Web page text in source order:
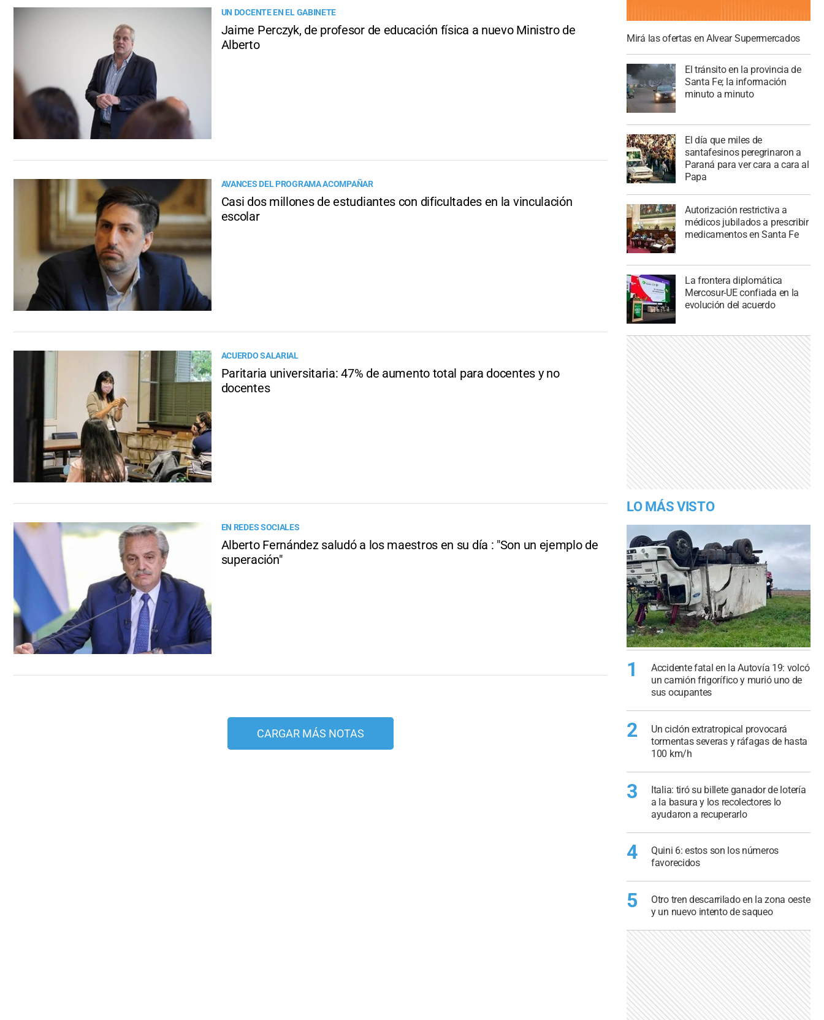
UN DOCENTE EN EL GABINETE
Jaime Perczyk, de profesor de educación física a nuevo Ministro de
Alberto
AVANCES DEL PROGRAMA ACOMPAÑAR
Casi dos millones de estudiantes con dificultades en la vinculación
escolar
ACUERDO SALARIAL
Paritaria universitaria: 47% de aumento total para docentes y no
docentes
EN REDES SOCIALES
Alberto Fernández saludó a los maestros en su día : "Son un ejemplo de
superación"
CARGAR MÁS NOTAS
Mirá las ofertas en Alvear Supermercados
El tránsito en la provincia de
Santa Fe; la información
minuto a minuto
El día que miles de
santafesinos peregrinaron a
Paraná para ver cara a cara al
Papa
Autorización restrictiva a
médicos jubilados a prescribir
medicamentos en Santa Fe
La frontera diplomática
Mercosur-UE confiada en la
evolución del acuerdo
LO MÁS VISTO
1
Accidente fatal en la Autovía 19: volcó
un camión frigorífico y murió uno de
sus ocupantes
2
Un ciclón extratropical provocará
tormentas severas y ráfagas de hasta
100 km/h
3
Italia: tiró su billete ganador de lotería
a la basura y los recolectores lo
ayudaron a recuperarlo
4
Quini 6: estos son los números
favorecidos
5
Otro tren descarrilado en la zona oeste
y un nuevo intento de saqueo